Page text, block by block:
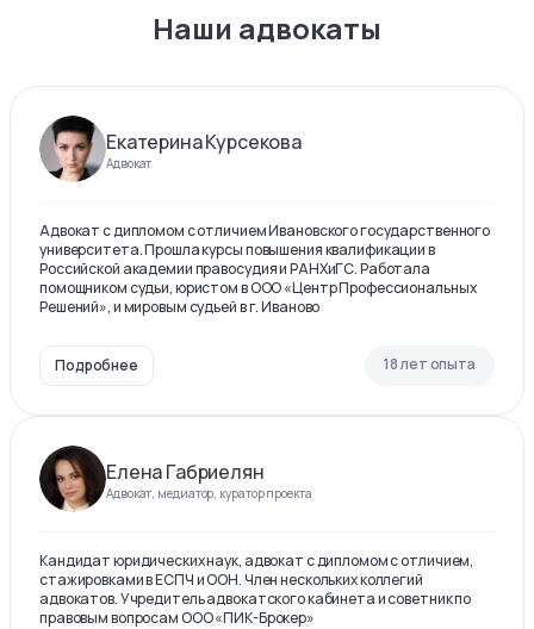
Наши адвокаты
Екатерина Курсекова
Адвокат
Адвокат с дипломом с отличием Ивановского государственного
университета. Прошла курсы повышения квалификации в
Российской академии правосудия и РАНХиГС. Работала
помощником судьи, юристом в ООО «Центр Профессиональных
Решений», и мировым судьей в г. Иваново
Подробнее 18 лет опыта
Елена Габриелян
Адвокат, медиатор, куратор проекта
Кандидат юридических наук, адвокат с дипломом с отличием,
стажировками в ЕСПЧ и ООН. Член нескольких коллегий
адвокатов. Учредитель адвокатского кабинета и советник по
правовым вопросам ООО «ПИК-Брокер»